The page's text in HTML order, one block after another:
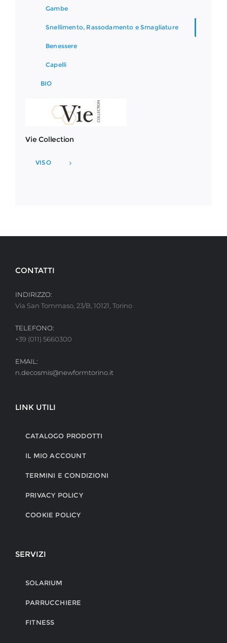
Gambe
Snellimento, Rassodamento e Smagliature
Benessere
Capelli
BIO
Vie Collection
VISO
CONTATTI
INDIRIZZO:
Via San Tommaso, 23/B, 10121, Torino
TELEFONO:
+39 (011) 5660300
EMAIL:
n.decosmis@newformtorino.it
LINK UTILI
CATALOGO PRODOTTI
IL MIO ACCOUNT
TERMINI E CONDIZIONI
PRIVACY POLICY
COOKIE POLICY
SERVIZI
SOLARIUM
PARRUCCHIERE
FITNESS